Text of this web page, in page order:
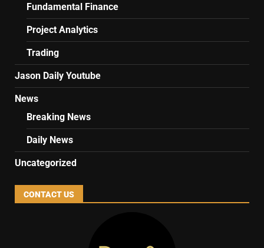
Fundamental Finance
Project Analytics
Trading
Jason Daily Youtube
News
Breaking News
Daily News
Uncategorized
CONTACT US